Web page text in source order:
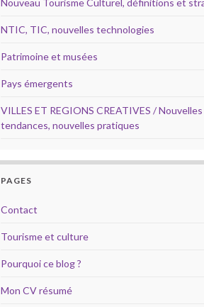
Nouveau Tourisme Culturel, définitions et
NTIC, TIC, nouvelles technologies
Patrimoine et musées
Pays émergents
VILLES ET REGIONS CREATIVES / Nouvelles
tendances, nouvelles pratiques
PAGES
Contact
Tourisme et culture
Pourquoi ce blog ?
Mon CV résumé